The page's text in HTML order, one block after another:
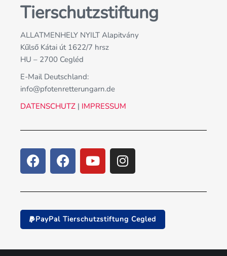
Tierschutzstiftung
ALLATMENHELY NYILT Alapitvány
Kűlső Kátai út 1622/7 hrsz
HU – 2700 Cegléd
E-Mail Deutschland:
info@pfotenretterungarn.de
DATENSCHUTZ | IMPRESSUM
PayPal Tierschutzstiftung Cegled